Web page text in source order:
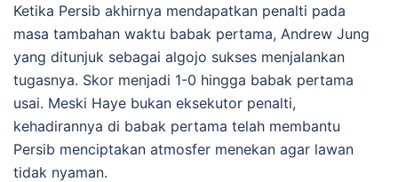
Ketika Persib akhirnya mendapatkan penalti pada
masa tambahan waktu babak pertama, Andrew Jung
yang ditunjuk sebagai algojo sukses menjalankan
tugasnya. Skor menjadi 1-0 hingga babak pertama
usai. Meski Haye bukan eksekutor penalti,
kehadirannya di babak pertama telah membantu
Persib menciptakan atmosfer menekan agar lawan
tidak nyaman.